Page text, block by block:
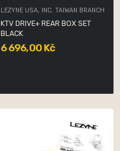
LEZYNE USA, INC. TAIWAN BRANCH
KTV DRIVE+ REAR BOX SET
BLACK
6 696,00 Kč